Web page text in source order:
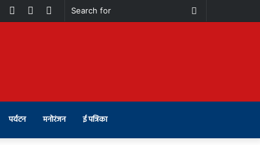
Search
Switch
Telegram
Instagram
Youtube
पर्यटन मनोरंजन ई पत्रिका